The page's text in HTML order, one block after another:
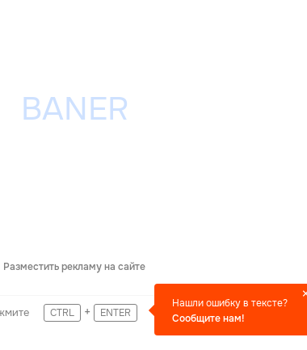
Разместить рекламу на сайте
CTRL + ENTER
Нашли ошибку в тексте?
Сообщите нам!